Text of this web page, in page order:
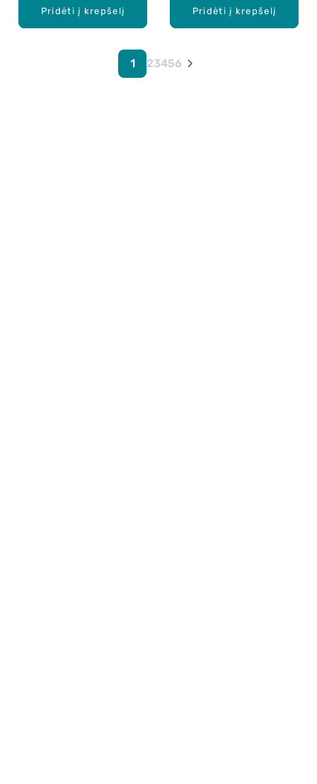
Pridėti į krepšelį Pridėti į krepšelį
1 23456